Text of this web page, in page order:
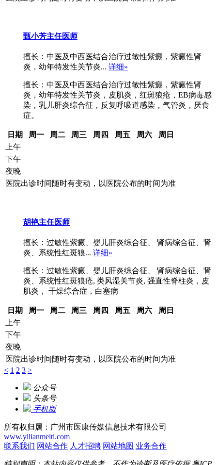
甄小芳主任医师
擅长：中医及中西医结合治疗过敏性紫癜，紫癜性肾
炎，幼年特发性关节炎... 详细»
擅长：中医及中西医结合治疗过敏性紫癜，紫癜性肾
炎，幼年特发性关节炎，皮肌炎，红斑狼疮，EB病毒感
染，乳儿肝炎综合征，反复呼吸道感染，气管炎，厌食
症。
日期 周一 周二 周三 周四 周五 周六
周日
上午
下午
夜晚
医院出诊时间随时有变动，以医院公布的时间为准
胡艳主任医师
擅长：过敏性紫癜、婴儿肝炎综合征、 肾病综合征、肾
炎、系统性红斑狼... 详细»
擅长：过敏性紫癜、婴儿肝炎综合征、 肾病综合征、肾
炎、系统性红斑狼疮, 类风湿关节炎, 强直性脊柱炎，皮
肌炎， 干燥综合症，白塞病
日期 周一 周二 周三 周四 周五 周六
周日
上午
下午
夜晚
医院出诊时间随时有变动，以医院公布的时间为准
< 1 2 3 >
公众号
头条号
手机版
所有权归属：广州市医康传媒信息技术有限公司
www.yilianmeiti.com
联系我们 网站合作 人才招聘 网站地图 业务合作